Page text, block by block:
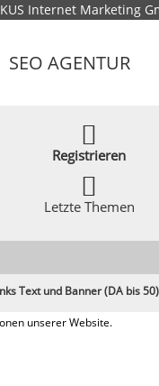
Internet Marketing
SEO AGENTUR
Registrieren
Letzte Themen
Text und Banner (DA bis 50)